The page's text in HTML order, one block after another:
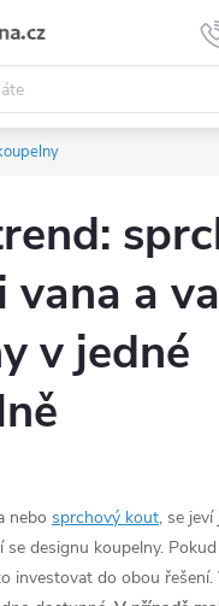
vana a
v jedné
nebo sprchový kout, se
designu koupelny.
investovat do obou řešení.